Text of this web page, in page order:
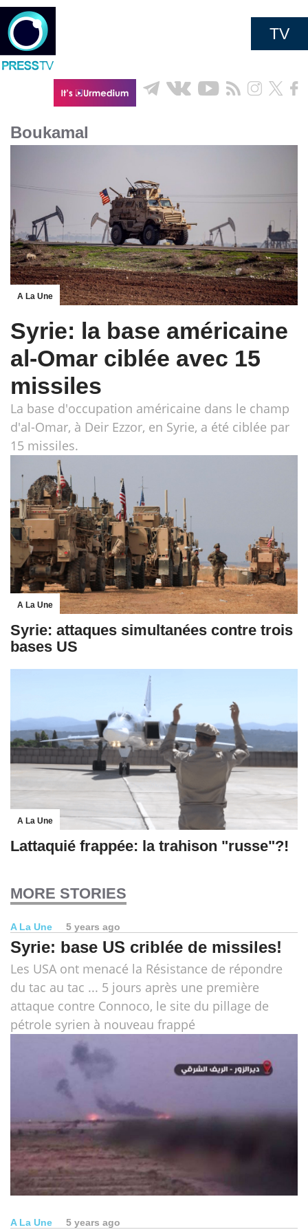
TV
Boukamal
A La Une
Syrie: la base américaine
al-Omar ciblée avec 15
missiles
La base d'occupation américaine dans le champ
d'al-Omar, à Deir Ezzor, en Syrie, a été ciblée par
15 missiles.
A La Une
Syrie: attaques simultanées contre trois
bases US
A La Une
Lattaquié frappée: la trahison "russe"?!
MORE STORIES
A La Une 5 years ago
Syrie: base US criblée de missiles!
Les USA ont menacé la Résistance de répondre
du tac au tac ... 5 jours après une première
attaque contre Connoco, le site du pillage de
pétrole syrien à nouveau frappé
A La Une 5 years ago